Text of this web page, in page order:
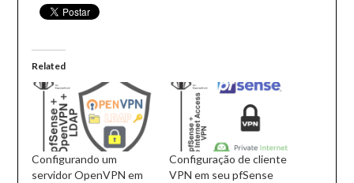
Related
Configurando um
servidor OpenVPN em
Configuração de cliente
VPN em seu pfSense